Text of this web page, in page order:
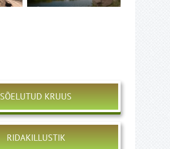
SÕELUTUD KRUUS
RIDAKILLUSTIK